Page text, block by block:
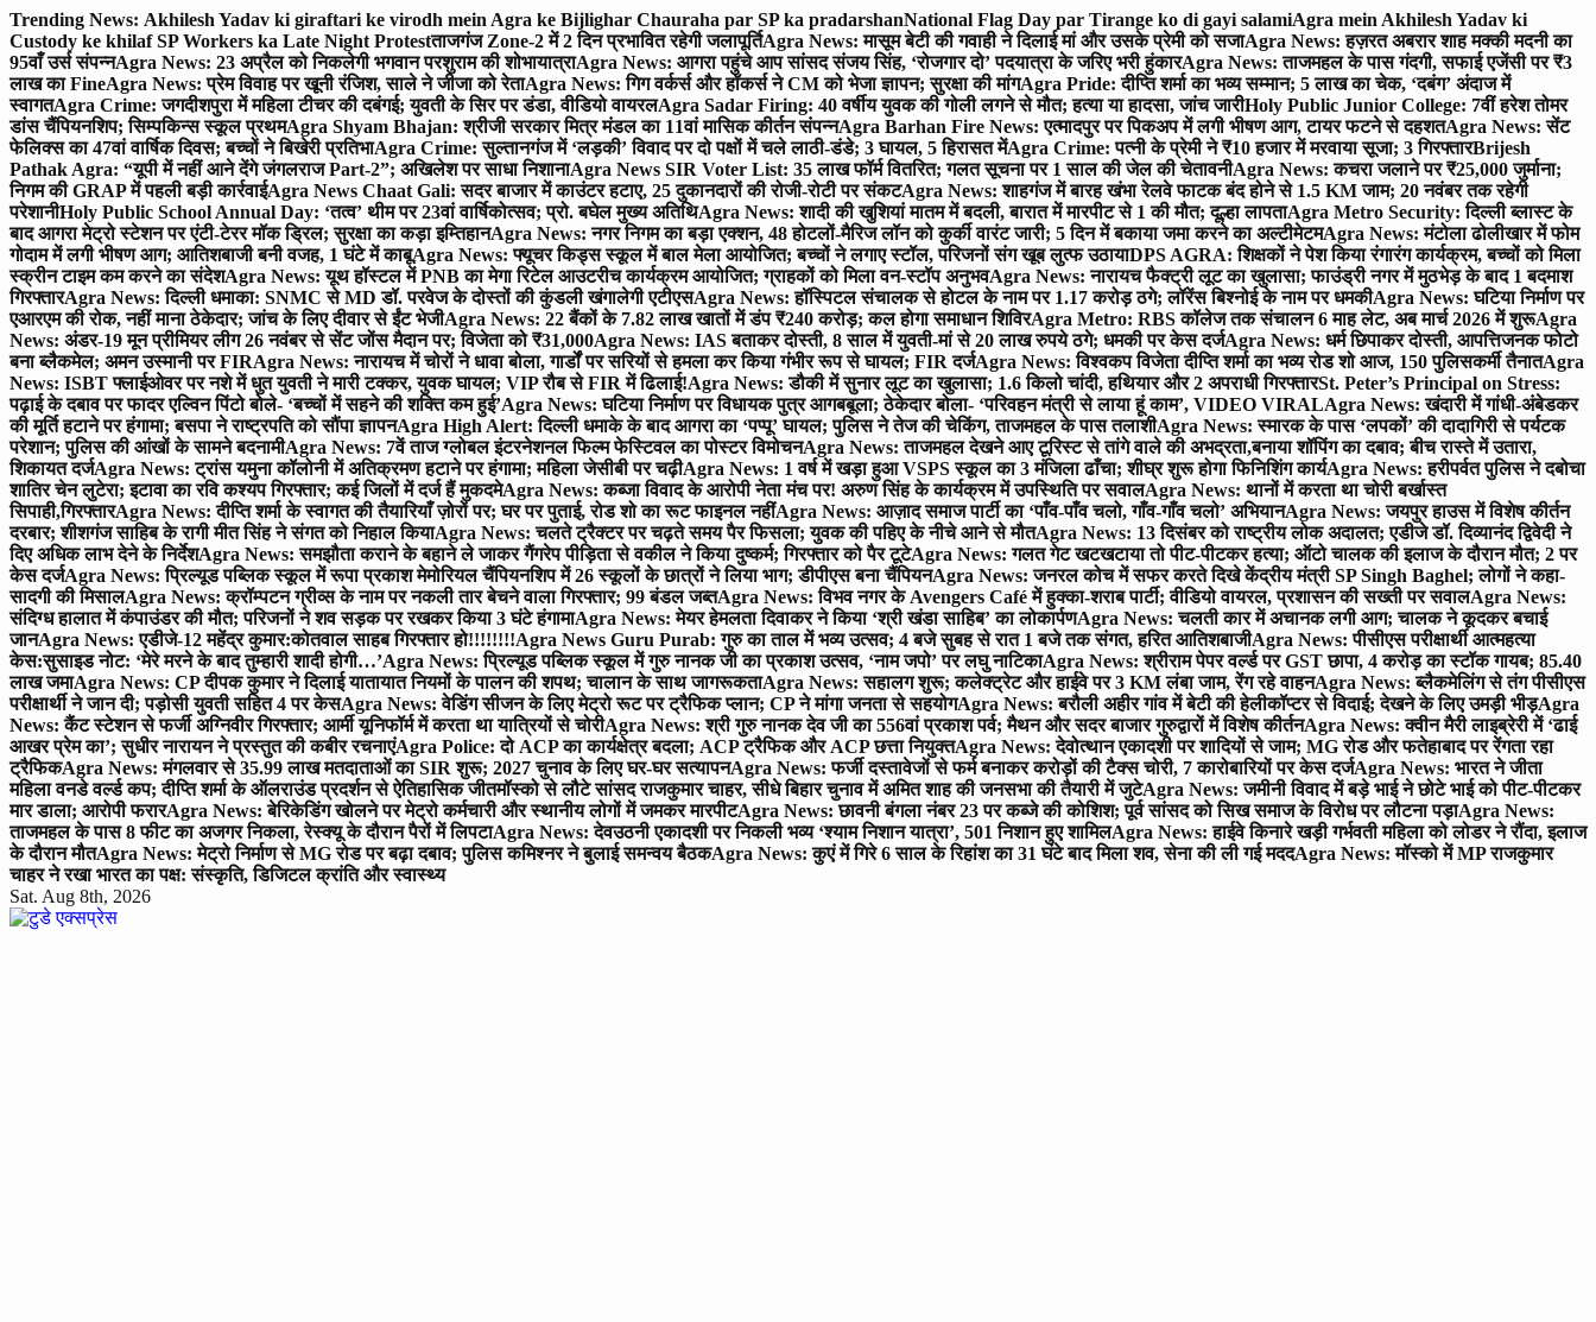
Skip
to
content
Trending News: Akhilesh Yadav ki giraftari ke virodh mein Agra ke Bijlighar Chauraha par SP ka pradarshanNational Flag Day par Tirange ko di gayi salamiAgra mein Akhilesh Yadav ki
Custody ke khilaf SP Workers ka Late Night Protestताजगंज Zone-2 में 2 दिन प्रभावित रहेगी जलापूर्तिAgra News: मासूम बेटी की गवाही ने दिलाई मां और उसके प्रेमी को सजाAgra News: हज़रत अबरार शाह मक्की मदनी का
95वाँ उर्स संपन्नAgra News: 23 अप्रैल को निकलेगी भगवान परशुराम की शोभायात्राAgra News: आगरा पहुंचे आप सांसद संजय सिंह, ‘रोजगार दो’ पदयात्रा के जरिए भरी हुंकारAgra News: ताजमहल के पास गंदगी, सफाई एजेंसी पर ₹3
लाख का FineAgra News: प्रेम विवाह पर खूनी रंजिश, साले ने जीजा को रेताAgra News: गिग वर्कर्स और हॉकर्स ने CM को भेजा ज्ञापन; सुरक्षा की मांगAgra Pride: दीप्ति शर्मा का भव्य सम्मान; 5 लाख का चेक, ‘दबंग’ अंदाज में
स्वागतAgra Crime: जगदीशपुरा में महिला टीचर की दबंगई; युवती के सिर पर डंडा, वीडियो वायरलAgra Sadar Firing: 40 वर्षीय युवक की गोली लगने से मौत; हत्या या हादसा, जांच जारीHoly Public Junior College: 7वीं हरेश तोमर
डांस चैंपियनशिप; सिम्पकिन्स स्कूल प्रथमAgra Shyam Bhajan: श्रीजी सरकार मित्र मंडल का 11वां मासिक कीर्तन संपन्नAgra Barhan Fire News: एत्मादपुर पर पिकअप में लगी भीषण आग, टायर फटने से दहशतAgra News: सेंट
फेलिक्स का 47वां वार्षिक दिवस; बच्चों ने बिखेरी प्रतिभाAgra Crime: सुल्तानगंज में ‘लड़की’ विवाद पर दो पक्षों में चले लाठी-डंडे; 3 घायल, 5 हिरासत मेंAgra Crime: पत्नी के प्रेमी ने ₹10 हजार में मरवाया सूजा; 3 गिरफ्तारBrijesh
Pathak Agra: “यूपी में नहीं आने देंगे जंगलराज Part-2”; अखिलेश पर साधा निशानाAgra News SIR Voter List: 35 लाख फॉर्म वितरित; गलत सूचना पर 1 साल की जेल की चेतावनीAgra News: कचरा जलाने पर ₹25,000 जुर्माना;
निगम की GRAP में पहली बड़ी कार्रवाईAgra News Chaat Gali: सदर बाजार में काउंटर हटाए, 25 दुकानदारों की रोजी-रोटी पर संकटAgra News: शाहगंज में बारह खंभा रेलवे फाटक बंद होने से 1.5 KM जाम; 20 नवंबर तक रहेगी
परेशानीHoly Public School Annual Day: ‘तत्व’ थीम पर 23वां वार्षिकोत्सव; प्रो. बघेल मुख्य अतिथिAgra News: शादी की खुशियां मातम में बदली, बारात में मारपीट से 1 की मौत; दूल्हा लापताAgra Metro Security: दिल्ली ब्लास्ट के
बाद आगरा मेट्रो स्टेशन पर एंटी-टेरर मॉक ड्रिल; सुरक्षा का कड़ा इम्तिहानAgra News: नगर निगम का बड़ा एक्शन, 48 होटलों-मैरिज लॉन को कुर्की वारंट जारी; 5 दिन में बकाया जमा करने का अल्टीमेटमAgra News: मंटोला ढोलीखार में फोम
गोदाम में लगी भीषण आग; आतिशबाजी बनी वजह, 1 घंटे में काबूAgra News: फ्यूचर किड्स स्कूल में बाल मेला आयोजित; बच्चों ने लगाए स्टॉल, परिजनों संग खूब लुत्फ उठायाDPS AGRA: शिक्षकों ने पेश किया रंगारंग कार्यक्रम, बच्चों को मिला
स्क्रीन टाइम कम करने का संदेशAgra News: यूथ हॉस्टल में PNB का मेगा रिटेल आउटरीच कार्यक्रम आयोजित; ग्राहकों को मिला वन-स्टॉप अनुभवAgra News: नारायच फैक्ट्री लूट का खुलासा; फाउंड्री नगर में मुठभेड़ के बाद 1 बदमाश
गिरफ्तारAgra News: दिल्ली धमाका: SNMC से MD डॉ. परवेज के दोस्तों की कुंडली खंगालेगी एटीएसAgra News: हॉस्पिटल संचालक से होटल के नाम पर 1.17 करोड़ ठगे; लॉरेंस बिश्नोई के नाम पर धमकीAgra News: घटिया निर्माण पर
एआरएम की रोक, नहीं माना ठेकेदार; जांच के लिए दीवार से ईंट भेजीAgra News: 22 बैंकों के 7.82 लाख खातों में डंप ₹240 करोड़; कल होगा समाधान शिविरAgra Metro: RBS कॉलेज तक संचालन 6 माह लेट, अब मार्च 2026 में शुरूAgra
News: अंडर-19 मून प्रीमियर लीग 26 नवंबर से सेंट जोंस मैदान पर; विजेता को ₹31,000Agra News: IAS बताकर दोस्ती, 8 साल में युवती-मां से 20 लाख रुपये ठगे; धमकी पर केस दर्जAgra News: धर्म छिपाकर दोस्ती, आपत्तिजनक फोटो
बना ब्लैकमेल; अमन उस्मानी पर FIRAgra News: नारायच में चोरों ने धावा बोला, गार्डों पर सरियों से हमला कर किया गंभीर रूप से घायल; FIR दर्जAgra News: विश्वकप विजेता दीप्ति शर्मा का भव्य रोड शो आज, 150 पुलिसकर्मी तैनातAgra
News: ISBT फ्लाईओवर पर नशे में धुत युवती ने मारी टक्कर, युवक घायल; VIP रौब से FIR में ढिलाई!Agra News: डौकी में सुनार लूट का खुलासा; 1.6 किलो चांदी, हथियार और 2 अपराधी गिरफ्तारSt. Peter’s Principal on Stress:
पढ़ाई के दबाव पर फादर एल्विन पिंटो बोले- ‘बच्चों में सहने की शक्ति कम हुई’Agra News: घटिया निर्माण पर विधायक पुत्र आगबबूला; ठेकेदार बोला- ‘परिवहन मंत्री से लाया हूं काम’, VIDEO VIRALAgra News: खंदारी में गांधी-अंबेडकर
की मूर्ति हटाने पर हंगामा; बसपा ने राष्ट्रपति को सौंपा ज्ञापनAgra High Alert: दिल्ली धमाके के बाद आगरा का ‘पप्पू’ घायल; पुलिस ने तेज की चेकिंग, ताजमहल के पास तलाशीAgra News: स्मारक के पास ‘लपकों’ की दादागिरी से पर्यटक
परेशान; पुलिस की आंखों के सामने बदनामीAgra News: 7वें ताज ग्लोबल इंटरनेशनल फिल्म फेस्टिवल का पोस्टर विमोचनAgra News: ताजमहल देखने आए टूरिस्ट से तांगे वाले की अभद्रता,बनाया शॉपिंग का दबाव; बीच रास्ते में उतारा,
शिकायत दर्जAgra News: ट्रांस यमुना कॉलोनी में अतिक्रमण हटाने पर हंगामा; महिला जेसीबी पर चढ़ीAgra News: 1 वर्ष में खड़ा हुआ VSPS स्कूल का 3 मंजिला ढाँचा; शीघ्र शुरू होगा फिनिशिंग कार्यAgra News: हरीपर्वत पुलिस ने दबोचा
शातिर चेन लुटेरा; इटावा का रवि कश्यप गिरफ्तार; कई जिलों में दर्ज हैं मुकदमेAgra News: कब्जा विवाद के आरोपी नेता मंच पर! अरुण सिंह के कार्यक्रम में उपस्थिति पर सवालAgra News: थानों में करता था चोरी बर्खास्त
सिपाही,गिरफ्तारAgra News: दीप्ति शर्मा के स्वागत की तैयारियाँ ज़ोरों पर; घर पर पुताई, रोड शो का रूट फाइनल नहींAgra News: आज़ाद समाज पार्टी का ‘पाँव-पाँव चलो, गाँव-गाँव चलो’ अभियानAgra News: जयपुर हाउस में विशेष कीर्तन
दरबार; शीशगंज साहिब के रागी मीत सिंह ने संगत को निहाल कियाAgra News: चलते ट्रैक्टर पर चढ़ते समय पैर फिसला; युवक की पहिए के नीचे आने से मौतAgra News: 13 दिसंबर को राष्ट्रीय लोक अदालत; एडीजे डॉ. दिव्यानंद द्विवेदी ने
दिए अधिक लाभ देने के निर्देशAgra News: समझौता कराने के बहाने ले जाकर गैंगरेप पीड़िता से वकील ने किया दुष्कर्म; गिरफ्तार को पैर टूटेAgra News: गलत गेट खटखटाया तो पीट-पीटकर हत्या; ऑटो चालक की इलाज के दौरान मौत; 2 पर
केस दर्जAgra News: प्रिल्यूड पब्लिक स्कूल में रूपा प्रकाश मेमोरियल चैंपियनशिप में 26 स्कूलों के छात्रों ने लिया भाग; डीपीएस बना चैंपियनAgra News: जनरल कोच में सफर करते दिखे केंद्रीय मंत्री SP Singh Baghel; लोगों ने कहा-
सादगी की मिसालAgra News: क्रॉम्पटन ग्रीव्स के नाम पर नकली तार बेचने वाला गिरफ्तार; 99 बंडल जब्तAgra News: विभव नगर के Avengers Café में हुक्का-शराब पार्टी; वीडियो वायरल, प्रशासन की सख्ती पर सवालAgra News:
संदिग्ध हालात में कंपाउंडर की मौत; परिजनों ने शव सड़क पर रखकर किया 3 घंटे हंगामाAgra News: मेयर हेमलता दिवाकर ने किया ‘श्री खंडा साहिब’ का लोकार्पणAgra News: चलती कार में अचानक लगी आग; चालक ने कूदकर बचाई
जानAgra News: एडीजे-12 महेंद्र कुमार:कोतवाल साहब गिरफ्तार हो!!!!!!!!Agra News Guru Purab: गुरु का ताल में भव्य उत्सव; 4 बजे सुबह से रात 1 बजे तक संगत, हरित आतिशबाजीAgra News: पीसीएस परीक्षार्थी आत्महत्या
केस:सुसाइड नोट: ‘मेरे मरने के बाद तुम्हारी शादी होगी…’Agra News: प्रिल्यूड पब्लिक स्कूल में गुरु नानक जी का प्रकाश उत्सव, ‘नाम जपो’ पर लघु नाटिकाAgra News: श्रीराम पेपर वर्ल्ड पर GST छापा, 4 करोड़ का स्टॉक गायब; 85.40
लाख जमाAgra News: CP दीपक कुमार ने दिलाई यातायात नियमों के पालन की शपथ; चालान के साथ जागरूकताAgra News: सहालग शुरू; कलेक्ट्रेट और हाईवे पर 3 KM लंबा जाम, रेंग रहे वाहनAgra News: ब्लैकमेलिंग से तंग पीसीएस
परीक्षार्थी ने जान दी; पड़ोसी युवती सहित 4 पर केसAgra News: वेडिंग सीजन के लिए मेट्रो रूट पर ट्रैफिक प्लान; CP ने मांगा जनता से सहयोगAgra News: बरौली अहीर गांव में बेटी की हेलीकॉप्टर से विदाई; देखने के लिए उमड़ी भीड़Agra
News: कैंट स्टेशन से फर्जी अग्निवीर गिरफ्तार; आर्मी यूनिफॉर्म में करता था यात्रियों से चोरीAgra News: श्री गुरु नानक देव जी का 556वां प्रकाश पर्व; मैथन और सदर बाजार गुरुद्वारों में विशेष कीर्तनAgra News: क्वीन मैरी लाइब्रेरी में ‘ढाई
आखर प्रेम का’; सुधीर नारायन ने प्रस्तुत की कबीर रचनाएंAgra Police: दो ACP का कार्यक्षेत्र बदला; ACP ट्रैफिक और ACP छत्ता नियुक्तAgra News: देवोत्थान एकादशी पर शादियों से जाम; MG रोड और फतेहाबाद पर रेंगता रहा
ट्रैफिकAgra News: मंगलवार से 35.99 लाख मतदाताओं का SIR शुरू; 2027 चुनाव के लिए घर-घर सत्यापनAgra News: फर्जी दस्तावेजों से फर्म बनाकर करोड़ों की टैक्स चोरी, 7 कारोबारियों पर केस दर्जAgra News: भारत ने जीता
महिला वनडे वर्ल्ड कप; दीप्ति शर्मा के ऑलराउंड प्रदर्शन से ऐतिहासिक जीतमॉस्को से लौटे सांसद राजकुमार चाहर, सीधे बिहार चुनाव में अमित शाह की जनसभा की तैयारी में जुटेAgra News: जमीनी विवाद में बड़े भाई ने छोटे भाई को पीट-पीटकर
मार डाला; आरोपी फरारAgra News: बेरिकेडिंग खोलने पर मेट्रो कर्मचारी और स्थानीय लोगों में जमकर मारपीटAgra News: छावनी बंगला नंबर 23 पर कब्जे की कोशिश; पूर्व सांसद को सिख समाज के विरोध पर लौटना पड़ाAgra News:
ताजमहल के पास 8 फीट का अजगर निकला, रेस्क्यू के दौरान पैरों में लिपटाAgra News: देवउठनी एकादशी पर निकली भव्य ‘श्याम निशान यात्रा’, 501 निशान हुए शामिलAgra News: हाईवे किनारे खड़ी गर्भवती महिला को लोडर ने रौंदा, इलाज
के दौरान मौतAgra News: मेट्रो निर्माण से MG रोड पर बढ़ा दबाव; पुलिस कमिश्नर ने बुलाई समन्वय बैठकAgra News: कुएं में गिरे 6 साल के रिहांश का 31 घंटे बाद मिला शव, सेना की ली गई मददAgra News: मॉस्को में MP राजकुमार
चाहर ने रखा भारत का पक्ष: संस्कृति, डिजिटल क्रांति और स्वास्थ्य
Sat. Aug 8th, 2026